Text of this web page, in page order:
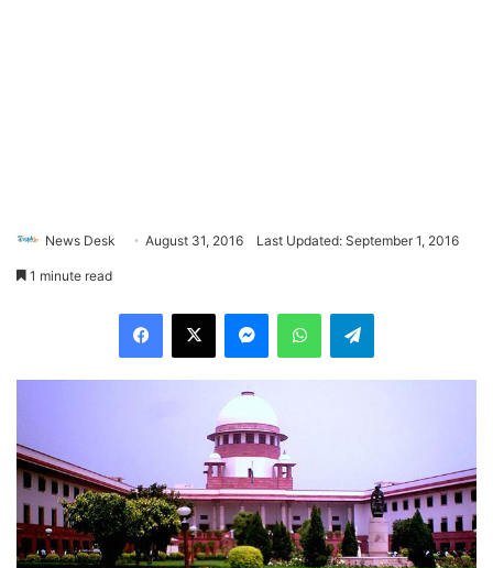
News Desk August 31, 2016 Last Updated: September 1, 2016
1 minute read